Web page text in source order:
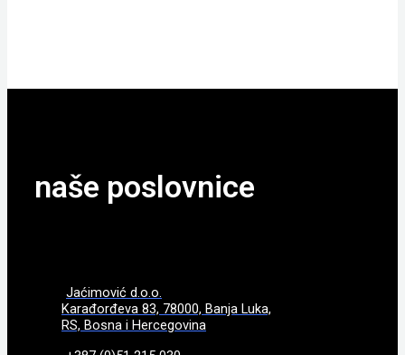
naše poslovnice
Jaćimović d.o.o.
Karađorđeva 83, 78000, Banja Luka,
RS, Bosna i Hercegovina